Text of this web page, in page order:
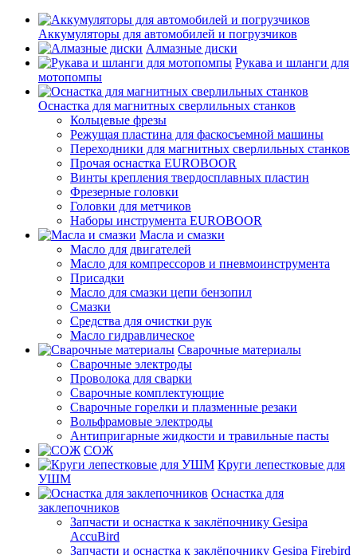
Аккумуляторы для автомобилей и погрузчиков
Алмазные диски
Рукава и шланги для
мотопомпы
Оснастка для магнитных сверлильных станков
Кольцевые фрезы
Режущая пластина для фаскосъемной машины
Переходники для магнитных сверлильных станков
Прочая оснастка EUROBOOR
Винты крепления твердосплавных пластин
Фрезерные головки
Головки для метчиков
Наборы инструмента EUROBOOR
Масла и смазки
Масло для двигателей
Масло для компрессоров и пневмоинструмента
Присадки
Масло для смазки цепи бензопил
Смазки
Средства для очистки рук
Масло гидравлическое
Сварочные материалы
Сварочные электроды
Проволока для сварки
Сварочные комплектующие
Сварочные горелки и плазменные резаки
Вольфрамовые электроды
Антипригарные жидкости и травильные пасты
СОЖ
Круги лепестковые для
УШМ
Оснастка для
заклепочников
Запчасти и оснастка к заклёпочнику Gesipa
AccuBird
Запчасти и оснастка к заклёпочнику Gesipa Firebird